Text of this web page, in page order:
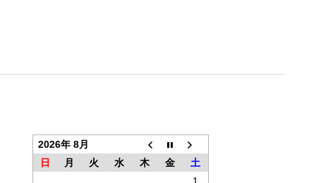
2026年 8月
日
月 火 水 木 金
土